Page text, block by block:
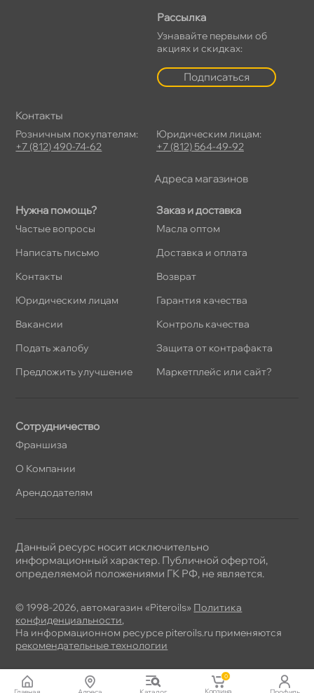
Нужна помощь?
Частые вопросы
Написать письмо
Контакты
Юридическим лицам
акансии
Подать жалобу
Предложить улучшение
Заказ и доставка
Масла оптом
Доставка и оплата
озврат
Гарантия качества
Контроль качества
Защита от контрафакта
Маркетплейс или сайт?
Рассылка
Узнавайте первыми о
акциях и скидках:
Подписаться
Сотрудничество
Франшиза
О Компании
Арендодателям
Контакты
Розничным покупателям:
+7 (812) 490-74-62
Юридическим лицам:
+7 (812) 564-49-92
Адреса магазино
© 1998-2026, автомагазин «Piteroils» Политика
конфиденциальности,
На информационном ресурсе piteroils.ru применяются
рекомендательные технологии
Данный ресурс носит исключительно
информационный характер. Публичной офертой,
определяемой положениями ГК РФ, не является.
0
Корзина